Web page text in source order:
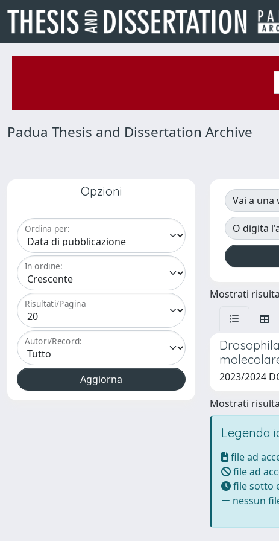
Padua Thesis and Dissertation Archive
Opzioni
Ordina per:
In ordine:
Risultati/Pagina
Autori/Record:
Vai a una
O digita
Mostrati
2023/2024
Mostrati
Legenda
file ad
file ad
file sotto
nessun